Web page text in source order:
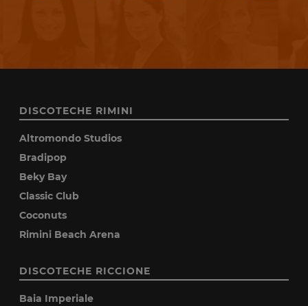
DISCOTECHE RIMINI
Altromondo Studios
Bradipop
Beky Bay
Classic Club
Coconuts
Rimini Beach Arena
DISCOTECHE RICCIONE
Baia Imperiale